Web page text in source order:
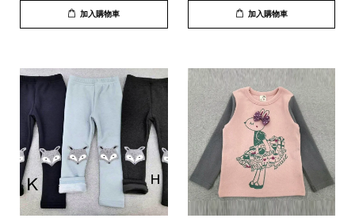
加入購物車 加入購物車